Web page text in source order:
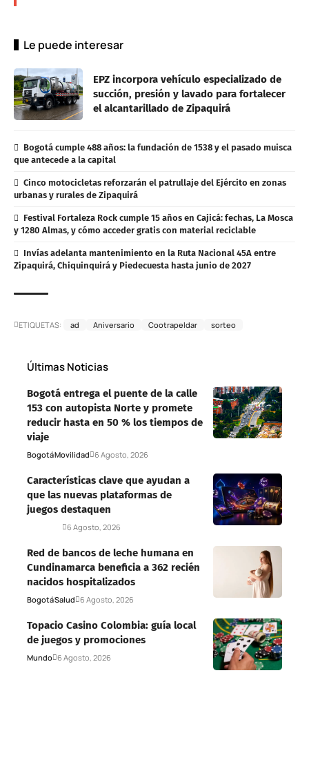
Le puede interesar
EPZ incorpora vehículo especializado de
succión, presión y lavado para fortalecer
el alcantarillado de Zipaquirá
Bogotá cumple 488 años: la fundación de 1538 y el pasado muisca
que antecede a la capital
Cinco motocicletas reforzarán el patrullaje del Ejército en zonas
urbanas y rurales de Zipaquirá
Festival Fortaleza Rock cumple 15 años en Cajicá: fechas, La Mosca
y 1280 Almas, y cómo acceder gratis con material reciclable
Invías adelanta mantenimiento en la Ruta Nacional 45A entre
Zipaquirá, Chiquinquirá y Piedecuesta hasta junio de 2027
ETIQUETAS: ad Aniversario Cootrapeldar sorteo
Últimas Noticias
Bogotá entrega el puente de la calle
153 con autopista Norte y promete
reducir hasta en 50 % los tiempos de
viaje
BogotáMovilidad 6 Agosto, 2026
Características clave que ayudan a
que las nuevas plataformas de
juegos destaquen
6 Agosto, 2026
Red de bancos de leche humana en
Cundinamarca beneficia a 362 recién
nacidos hospitalizados
BogotáSalud 6 Agosto, 2026
Topacio Casino Colombia: guía local
de juegos y promociones
Mundo 6 Agosto, 2026